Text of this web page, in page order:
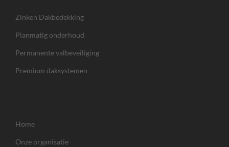
Zinken Dakbedekking
Planmatig onderhoud
Permanente valbeveiliging
Premium daksystemen
Home
Onze organisatie